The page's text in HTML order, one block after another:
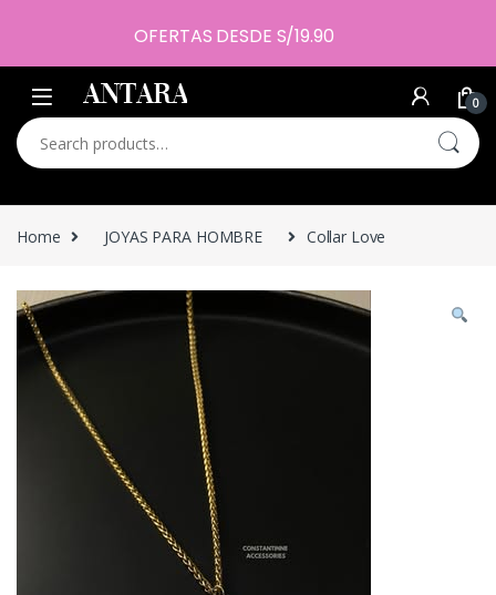
0
Search for:
Home JOYAS PARA HOMBRE Collar Love
OFERTAS DESDE S/19.90